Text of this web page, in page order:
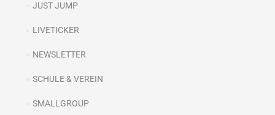
JUST JUMP
LIVETICKER
NEWSLETTER
SCHULE & VEREIN
SMALLGROUP